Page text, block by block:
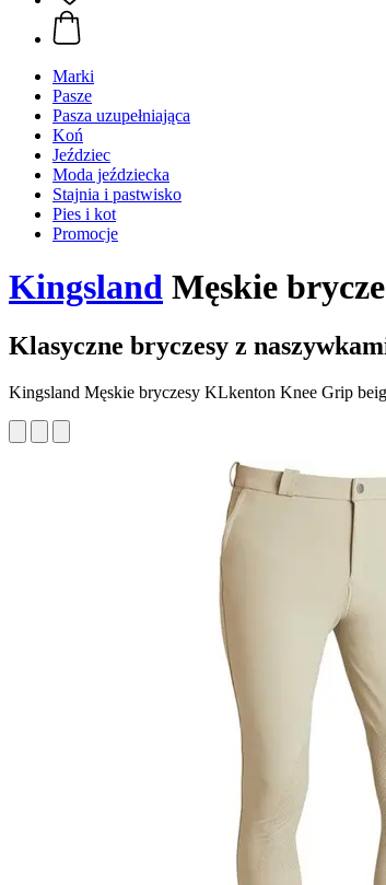
Marki
Pasze
Pasza uzupełniająca
Koń
Jeździec
Moda jeździecka
Stajnia i pastwisko
Pies i kot
Promocje
Kingsland Męskie
Klasyczne bryczesy z
Kingsland Męskie bryczesy KLkenton Knee Grip